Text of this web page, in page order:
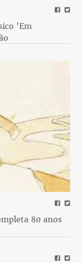
'Em
80 anos